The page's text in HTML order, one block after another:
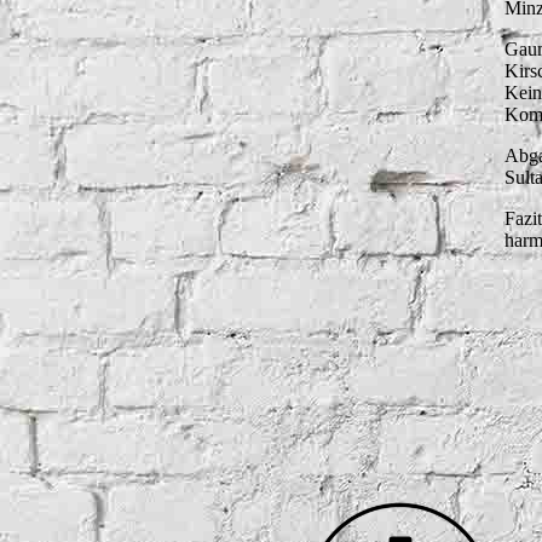
Stonewood
Stork Club
Sulmgau Whisky
Thousand Mountains - McRaven
Old Charter
Old Overholt
Rabbit Hole
Rebell Yell
Rossville Union
Yellowstone